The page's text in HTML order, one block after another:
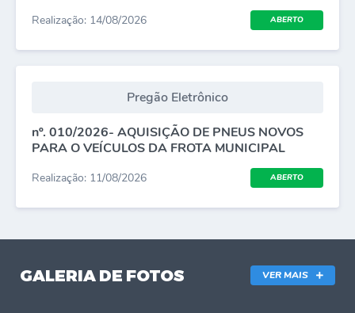
Realização: 14/08/2026 ABERTO
Pregão Eletrônico
nº. 010/2026- AQUISIÇÃO DE PNEUS NOVOS
PARA O VEÍCULOS DA FROTA MUNICIPAL
Realização: 11/08/2026 ABERTO
GALERIA DE FOTOS VER MAIS